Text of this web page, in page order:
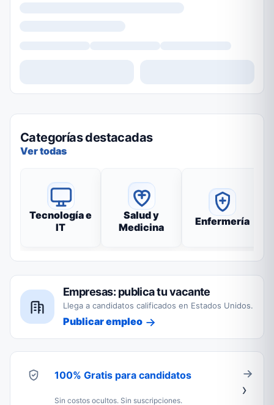
Categorías destacadas
Ver todas
Tecnología e
IT
Salud y
Medicina
Enfermería
Empresas: publica tu vacante
Llega a candidatos calificados en Estados Unidos.
Publicar empleo
100% Gratis para candidatos
Sin costos ocultos. Sin suscripciones.